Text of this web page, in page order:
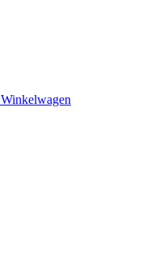
Winkelwagen